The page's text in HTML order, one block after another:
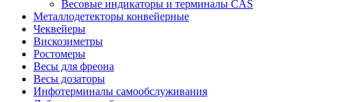
Весовые индикаторы и терминалы CAS
Металлодетекторы конвейерные
Чеквейеры
Вискозиметры
Ростомеры
Весы для фреона
Весы дозаторы
Инфотерминалы самообслуживания